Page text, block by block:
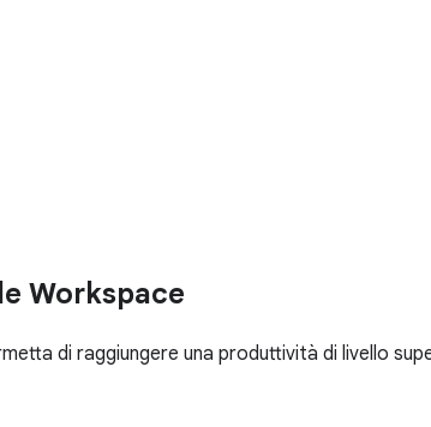
Workspace
di raggiungere una produttività di livello